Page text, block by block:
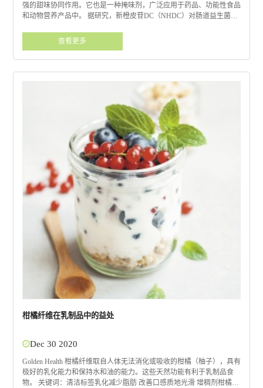
强的甜味协同作用。它也是一种掩味剂，广泛应用于药品、功能性食品
和动物营养产品中。 据研究，新橙皮苷DC（NHDC）对肠道益生菌有
橙皮苷 DC (NHDC) 已根据中国、联邦紧急事务管理局和欧盟的
橘。大部分原料产自中国南方。
查看更多
柑橘纤维在乳制品中的益处
Dec 30 2020
Golden Health 柑橘纤维取自人体无法消化或吸收的柑橘（柚子），具有
极好的乳化能力和保持水和油的能力。这些天然功能有利于乳制品食
物。 关键词：清洁标签乳化减少脂肪 改善口感质地光滑 增稠剂柑橘纤